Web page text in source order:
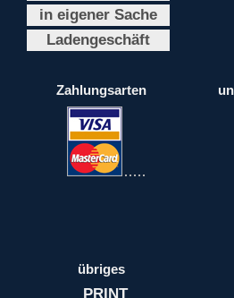
in eigener Sache
Ladengeschäft
Zahlungsarten
übriges
PRINT